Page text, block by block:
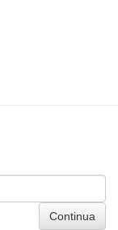
Continua